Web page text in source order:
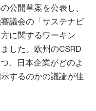
公開草案を公表し、
議会の「サステナビ
に関するワーキン
した。欧州のCSRD
、日本企業がどのよ
するのかの議論が佳